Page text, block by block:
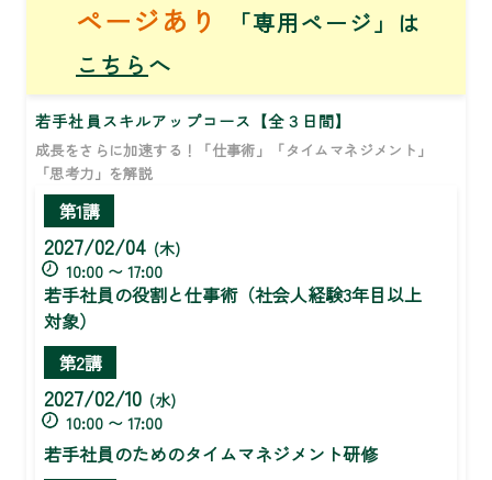
ページあり
「専用ページ」は
こちら へ
若手社員スキルアップコース【全３日間】
成長をさらに加速する！「仕事術」「タイムマネジメント」
「思考力」を解説
第1講
2027/02/04 (木)
10:00 〜 17:00
若手社員の役割と仕事術（社会人経験3年目以上
対象）
第2講
2027/02/10 (水)
10:00 〜 17:00
若手社員のためのタイムマネジメント研修